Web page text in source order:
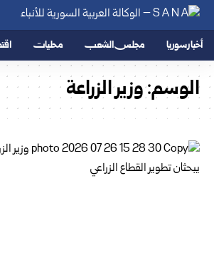
أخبار سوريا مجلس الشعب محليات
الوسم:وزير الزراعة